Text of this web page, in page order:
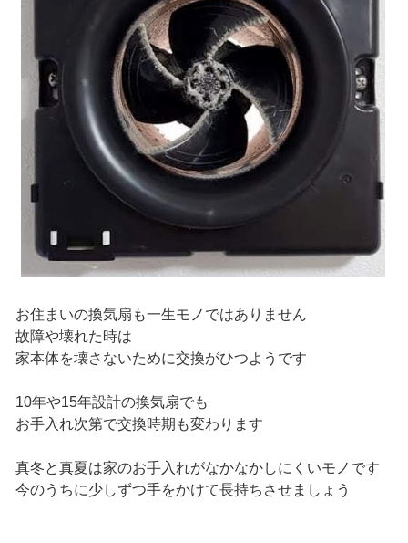
お住まいの換気扇も一生モノではありません
故障や壊れた時は
家本体を壊さないために交換がひつようです
10年や15年設計の換気扇でも
お手入れ次第で交換時期も変わります
真冬と真夏は家のお手入れがなかなかしにくいモノです
今のうちに少しずつ手をかけて長持ちさせましょう